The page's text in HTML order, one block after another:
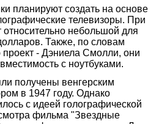
планируют создать на основе
телевизоры. При
относительно небольшой для
Также, по словам
проект - Дэниела Смолли, они
с ноутбуками.
получены венгерским
в 1947 году. Однако
с идеей голографической
фильма "Звездные